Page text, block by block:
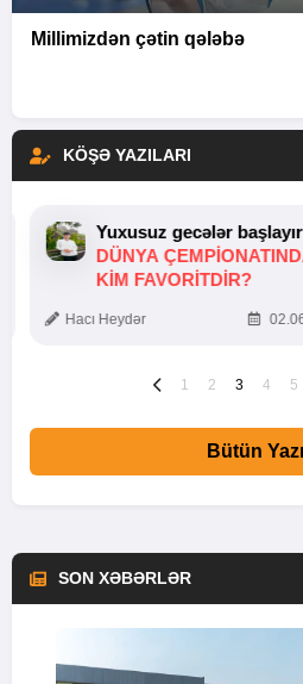
Millimizdən çətin qələbə
KÖŞƏ YAZILARI
Yuxusuz gecələr
DÜNYA
KIM FAVORITDIR?
Hacı Heydər
1 2 3 4 5
Bütün
SON XƏBƏRLƏR